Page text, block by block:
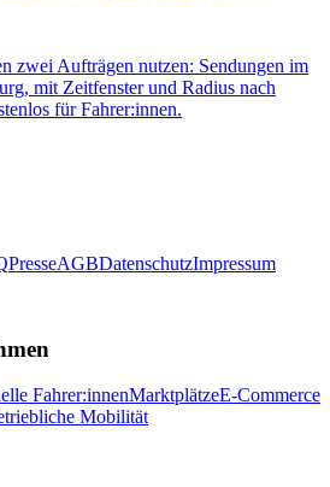
zwei Aufträgen nutzen: Sendungen im
mit Zeitfenster und Radius nach
für Fahrer:innen.
PresseAGBDatenschutzImpressum
Fahrer:innenMarktplätzeE-Commerce
Mobilität